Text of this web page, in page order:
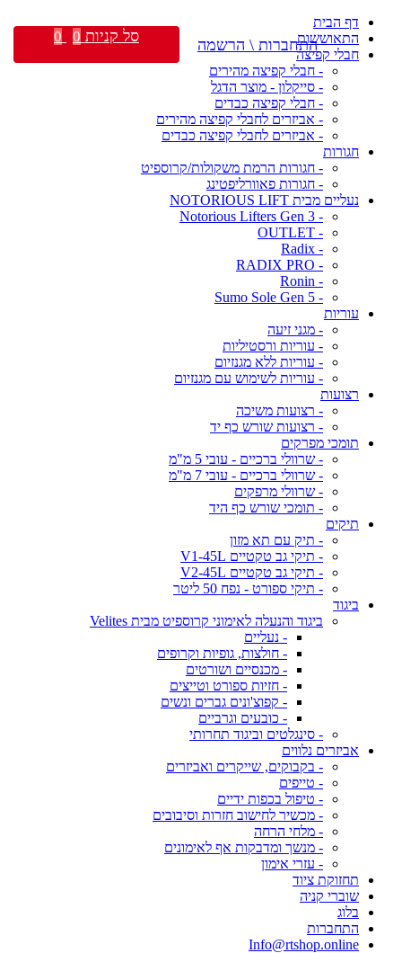
דף הבית
התאוששות
חבלי קפיצה
- חבלי קפיצה מהירים
- סייקלון - מוצר הדגל
- חבלי קפיצה כבדים
- אביזרים לחבלי קפיצה מהירים
- אביזרים לחבלי קפיצה כבדים
חגורות
- חגורות הרמת משקולות/קרוספיט
- חגורות פאוורליפטינג
נעליים מבית NOTORIOUS LIFT
- Notorious Lifters Gen 3
- OUTLET
- Radix
- RADIX PRO
- Ronin
- Sumo Sole Gen 5
עוריות
- מגני זיעה
- עוריות ורסטיליות
- עוריות ללא מגנזיום
- עוריות לשימוש עם מגנזיום
רצועות
- רצועות משיכה
- רצועות שורש כף יד
תומכי מפרקים
- שרוולי ברכיים - עובי 5 מ"מ
- שרוולי ברכיים - עובי 7 מ"מ
- שרוולי מרפקים
- תומכי שורש כף היד
תיקים
- תיק עם תא מזון
- תיקי גב טקטיים V1-45L
- תיקי גב טקטיים V2-45L
- תיקי ספורט - נפח 50 ליטר
ביגוד
ביגוד והנעלה לאימוני קרוספיט מבית Velites
- נעליים
- חולצות, גופיות וקרופים
- מכנסיים ושורטים
- חזיות ספורט וטייצים
- קפוצ'ונים גברים ונשים
- כובעים וגרביים
- סינגלטים וביגוד תחרותי
אביזרים נלווים
- בקבוקים, שייקרים ואביזרים
- טייפים
- טיפול בכפות ידיים
- מכשיר לחישוב חזרות וסיבובים
- מלחי הרחה
- מנשך ומדבקות אף לאימונים
- עזרי אימון
תחזוקת ציוד
שוברי קניה
בלוג
התחברות
Info@rtshop.online
התחברות \ הרשמה סל קניות 0
0